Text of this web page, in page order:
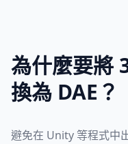
為什麼要將
換為 DAE？
避免在 Unity 等程式中